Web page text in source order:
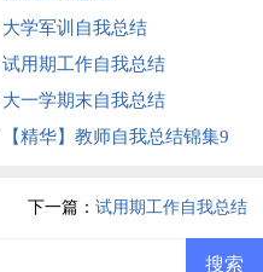
大学军训自我总结
试用期工作自我总结
大一学期末自我总结
【精华】教师自我总结锦集9
下一篇： 试用期工作自我总结